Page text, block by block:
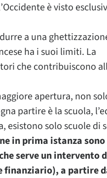
è visto
a una
ha i suoi limiti. La
che contribuiscono
apertura, non
partire è la scuola,
esistono solo scuole di
in prima istanza
serve un intervento
finanziario), a partire